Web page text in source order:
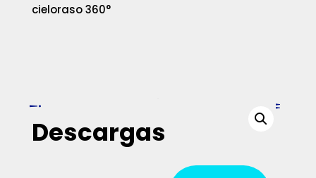
cieloraso 360°
Descargas